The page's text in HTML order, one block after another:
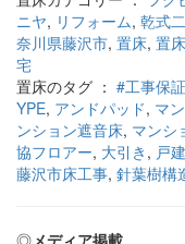
ニヤ, リフォーム, 乾式
奈川県藤沢市, 置床, 置
宅
置床のタグ ： #工事保
YPE, アンドパッド, マ
ンション遮音床, マンシ
協フロアー, 大引き , 戸
藤沢市床工事, 針葉樹構
◎メディア掲載